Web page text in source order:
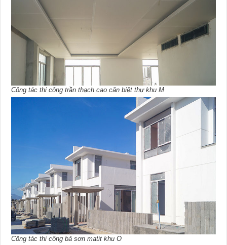
Công tác thi công trần thạch cao căn biệt thự khu M
Công tác thi công bả sơn matit khu O